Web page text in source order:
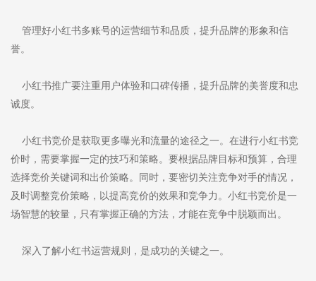
管理好小红书多账号的运营细节和品质，提升品牌的形象和信
誉。
小红书推广要注重用户体验和口碑传播，提升品牌的美誉度和忠
诚度。
小红书竞价是获取更多曝光和流量的途径之一。在进行小红书竞
价时，需要掌握一定的技巧和策略。要根据品牌目标和预算，合理
选择竞价关键词和出价策略。同时，要密切关注竞争对手的情况，
及时调整竞价策略，以提高竞价的效果和竞争力。小红书竞价是一
场智慧的较量，只有掌握正确的方法，才能在竞争中脱颖而出。
深入了解小红书运营规则，是成功的关键之一。